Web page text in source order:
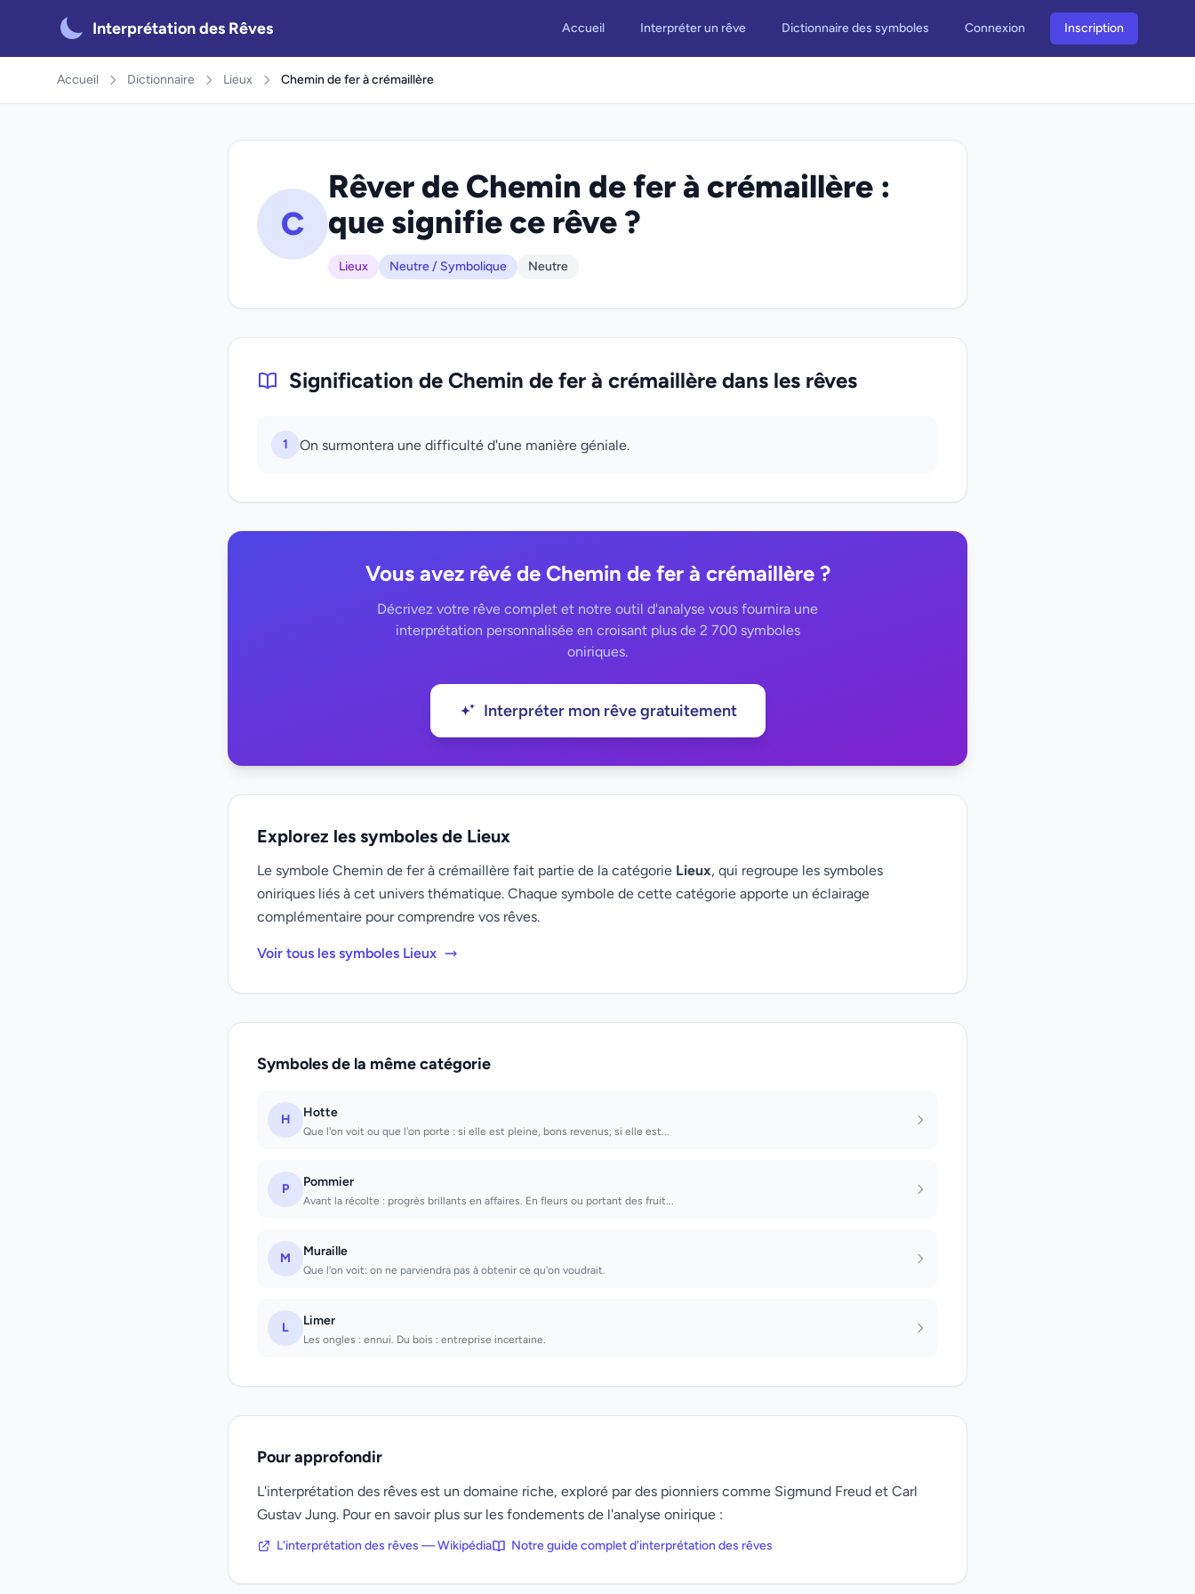
Interprétation des Rêves Accueil Interpréter un rêve Dictionnaire des symboles Connexion Inscription
Accueil Dictionnaire Lieux Chemin de fer à crémaillère
C
Rêver de Chemin de fer à crémaillère :
que signifie ce rêve ?
Lieux Neutre / Symbolique Neutre
Signification de Chemin de fer à crémaillère dans les rêves
1 On surmontera une difficulté d'une manière géniale.
Vous avez rêvé de Chemin de fer à crémaillère ?
Décrivez votre rêve complet et notre outil d'analyse vous fournira une
interprétation personnalisée en croisant plus de 2 700 symboles
oniriques.
Interpréter mon rêve gratuitement
Explorez les symboles de Lieux
Le symbole Chemin de fer à crémaillère fait partie de la catégorie Lieux, qui regroupe les symboles
oniriques liés à cet univers thématique. Chaque symbole de cette catégorie apporte un éclairage
complémentaire pour comprendre vos rêves.
Voir tous les symboles Lieux
Symboles de la même catégorie
H Hotte
Que l'on voit ou que l'on porte : si elle est pleine, bons revenus; si elle est...
P Pommier
Avant la récolte : progrès brillants en affaires. En fleurs ou portant des fruit...
M Muraille
Que l'on voit: on ne parviendra pas à obtenir ce qu'on voudrait.
L Limer
Les ongles : ennui. Du bois : entreprise incertaine.
Pour approfondir
L'interprétation des rêves est un domaine riche, exploré par des pionniers comme Sigmund Freud et Carl
Gustav Jung. Pour en savoir plus sur les fondements de l'analyse onirique :
L'interprétation des rêves — Wikipédia Notre guide complet d'interprétation des rêves